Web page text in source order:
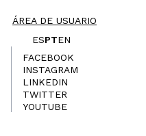
ÁREA DE USUARIO
ESPTEN
FACEBOOK
INSTAGRAM
LINKEDIN
TWITTER
YOUTUBE